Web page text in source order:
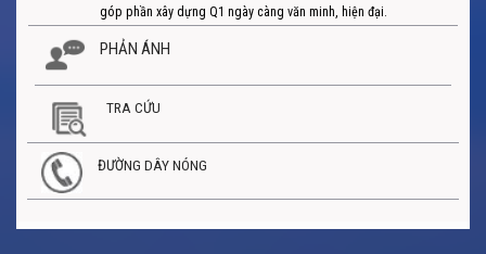
góp phần xây dựng Q1 ngày càng văn minh, hiện đại.
PHẢN ÁNH
TRA CỨU
ĐƯỜNG DÂY NÓNG